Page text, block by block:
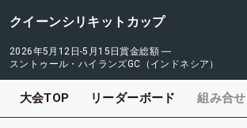
クイーンシリキットカップ
2026年5月12日-5月15日賞金総額 ―
スントゥール・ハイランズGC（インドネシア）
大会TOP リーダーボード 組み合せ